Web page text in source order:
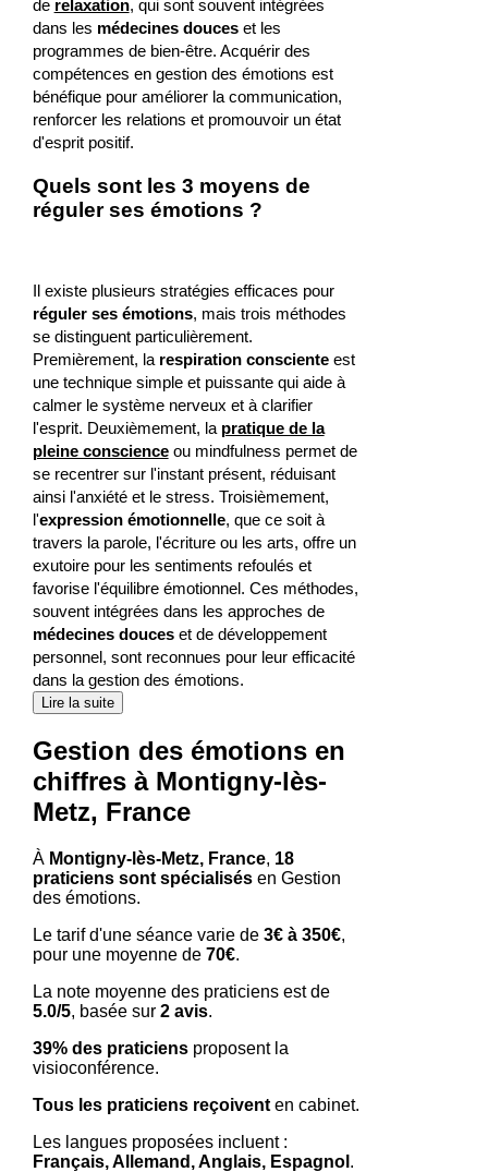
de relaxation, qui sont souvent intégrées
dans les médecines douceset les
programmes de bien-être. Acquérir des
compétences en gestion des émotions est
bénéfique pour améliorer la communication,
renforcer les relations et promouvoir un état
d'esprit positif.
Quels sont les 3 moyens de
réguler ses émotions ?
Il existe plusieurs stratégies efficaces pour
réguler ses émotions, mais trois méthodes
se distinguent particulièrement.
Premièrement, la respiration conscienteest
une technique simple et puissante qui aide à
calmer le système nerveux et à clarifier
l'esprit. Deuxièmement, la pratique de la
pleine conscienceou mindfulness permet de
se recentrer sur l'instant présent, réduisant
ainsi l'anxiété et le stress. Troisièmement,
l'expression émotionnelle, que ce soit à
travers la parole, l'écriture ou les arts, offre un
exutoire pour les sentiments refoulés et
favorise l'équilibre émotionnel. Ces méthodes,
souvent intégrées dans les approches de
médecines douceset de développement
personnel, sont reconnues pour leur efficacité
dans la gestion des émotions.
Lire la suite
Gestion des émotions en
chiffres à Montigny-lès-
Metz, France
À Montigny-lès-Metz, France, 18
praticiens sont spécialisésen Gestion
des émotions.
Le tarif d'une séance varie de 3€ à 350€,
pour une moyenne de 70€.
La note moyenne des praticiens est de
5.0/5, basée sur 2 avis.
39% des praticiensproposent la
visioconférence.
Tous les praticiens reçoiventen cabinet.
Les langues proposées incluent :
Français, Allemand, Anglais, Espagnol .